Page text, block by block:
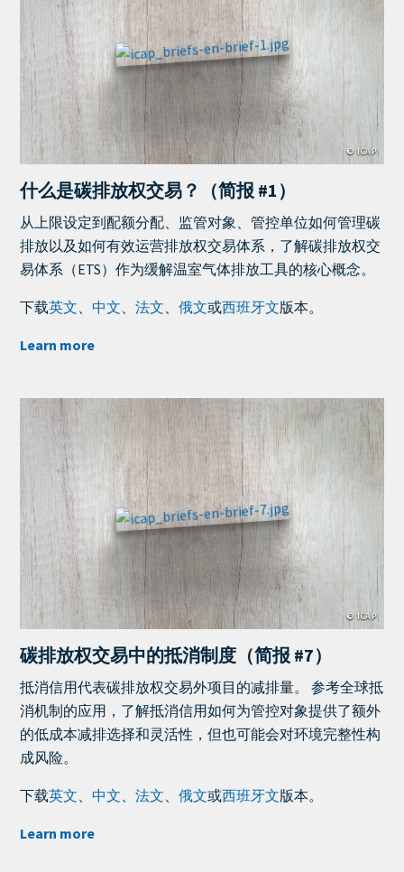
Cover
Image
© ICAP
什么是碳排放权交易？（简报 #1）
Teaser
+
metatags
从上限设定到配额分配、监管对象、管控单位如何管理碳
排放以及如何有效运营排放权交易体系，了解碳排放权交
易体系（ETS）作为缓解温室气体排放工具的核心概念。
下载英文、 中文、 法文、 俄文或西班牙文版本。
Learn more
Cover
Image
© ICAP
碳排放权交易中的抵消制度（简报 #7）
Teaser
+
metatags
抵消信用代表碳排放权交易外项目的减排量。 参考全球抵
消机制的应用，了解抵消信用如何为管控对象提供了额外
的低成本减排选择和灵活性，但也可能会对环境完整性构
成风险。
下载英文、 中文、 法文、 俄文或西班牙文版本。
Learn more